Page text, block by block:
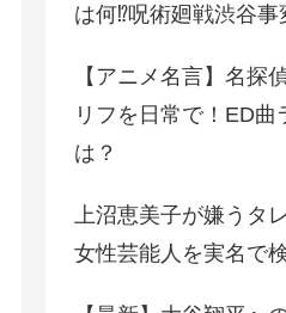
は何⁉︎呪術廻戦渋谷事
【アニメ名言】名探
リフを日常で！ED曲
は？
上沼恵美子が嫌うタ
女性芸能人を実名で